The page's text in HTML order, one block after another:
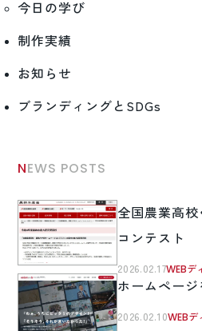
今日の学び
制作実績
お知らせ
ブランディングとSDGs
NEWS POSTS
全国農業高校
コンテスト
2026.02.17WEBデ
ホームペー
2026.02.10WEBデ